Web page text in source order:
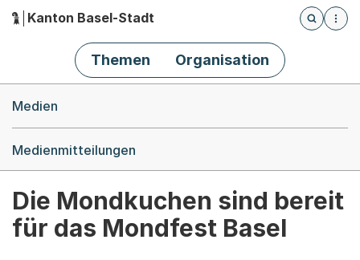
Hauptnavigation
Kanton Basel-Stadt
Öffnet
Themen Organisation
Medien
Medienmitteilungen
Die Mondkuchen sind bereit
für das Mondfest Basel